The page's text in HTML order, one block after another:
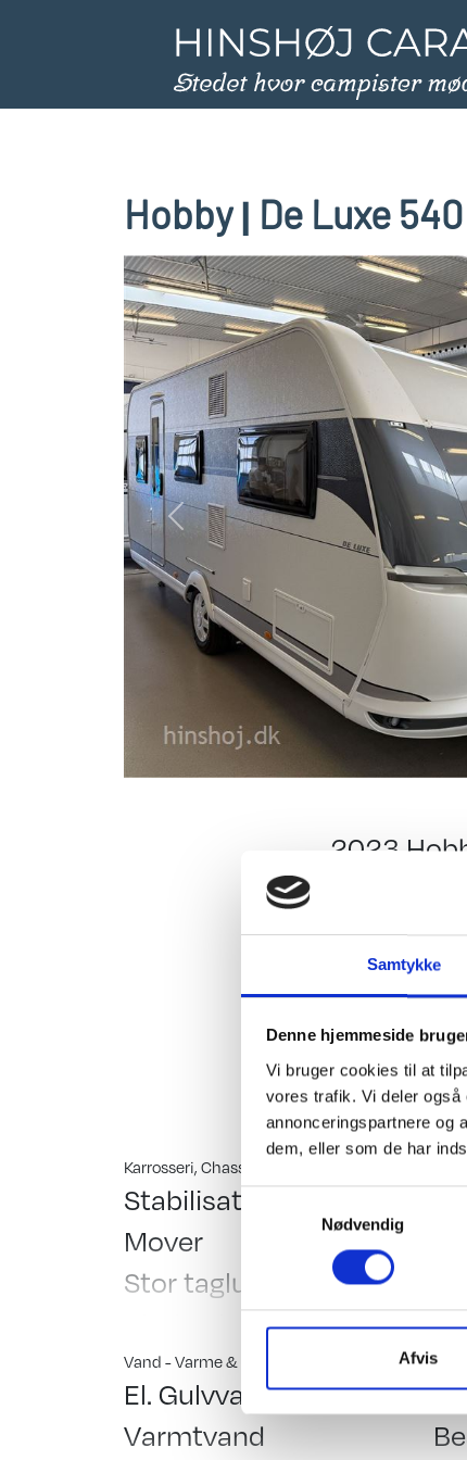
Samtykke
Denne hjemmeside
Vi bruger cookies til at
vores trafik. Vi deler også
annonceringspartnere og
dem, eller som de har
Samtykkevalg
Nødvendig
Afvis
Hobby| De Luxe
Previous
2023
Hobby De Luxe
sidegruppe, der
gulvtemperering,
totalvægten op til
Hinshøj Caravan
Karrosseri, Chassis & Magasiner
Stabilisator
Mover
Stor tagluge
Vindue i dør
Fluenetsdør
Serviceklap
Mover mærke: Truma
Vand - Varme & Energi
El. Gulvvarme
Varmtvand